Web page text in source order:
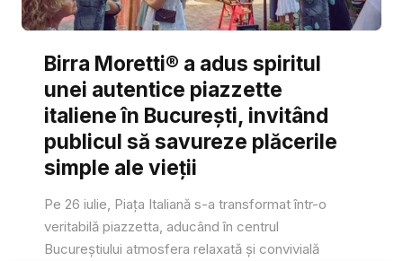
Birra Moretti® a adus spiritul
unei autentice piazzette
italiene în București, invitând
publicul să savureze plăcerile
simple ale vieții
Pe 26 iulie, Piața Italiană s-a transformat într-o
veritabilă piazzetta, aducând în centrul
Bucureștiului atmosfera relaxată și convivială